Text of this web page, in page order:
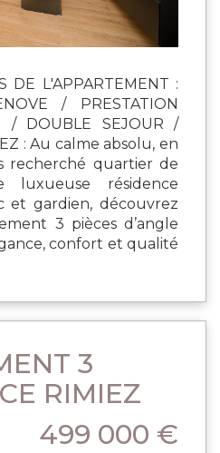
DE L'APPARTEMENT :
/ PRESTATION
/ DOUBLE SEJOUR /
: Au calme absolu, en
quartier de
luxueuse résidence
et gardien, découvrez
3 pièces d’angle
confort et qualité
3
RIMIEZ
499 000 €